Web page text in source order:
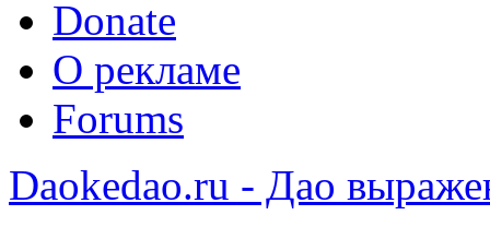
Donate
О рекламе
Forums
Daokedao.ru - Дао